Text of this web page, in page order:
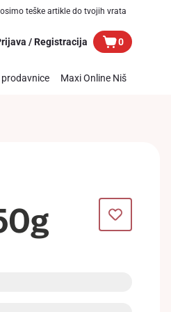
teške artikle do tvojih vrata
/ Registracija 0
Maxi Online Niš